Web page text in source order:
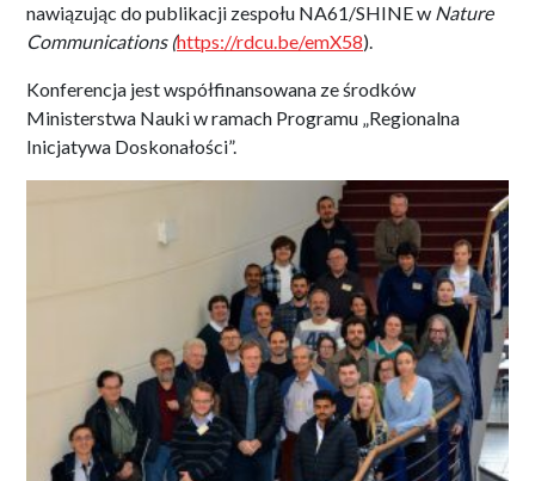
nawiązując do publikacji zespołu NA61/SHINE w Nature
Communications (https://rdcu.be/emX58).
Konferencja jest współfinansowana ze środków
Ministerstwa Nauki w ramach Programu „Regionalna
Inicjatywa Doskonałości”.